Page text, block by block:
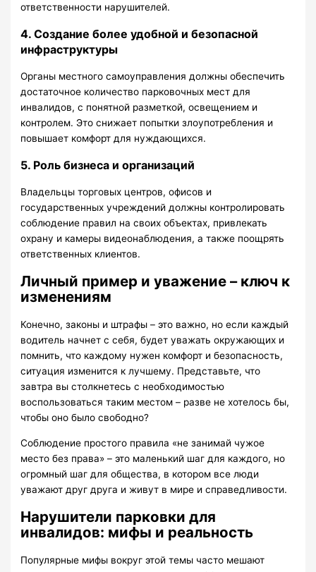
ответственности нарушителей.
4. Создание более удобной и безопасной
инфраструктуры
Органы местного самоуправления должны обеспечить
достаточное количество парковочных мест для
инвалидов, с понятной разметкой, освещением и
контролем. Это снижает попытки злоупотребления и
повышает комфорт для нуждающихся.
5. Роль бизнеса и организаций
Владельцы торговых центров, офисов и
государственных учреждений должны контролировать
соблюдение правил на своих объектах, привлекать
охрану и камеры видеонаблюдения, а также поощрять
ответственных клиентов.
Личный пример и уважение – ключ к
изменениям
Конечно, законы и штрафы – это важно, но если каждый
водитель начнет с себя, будет уважать окружающих и
помнить, что каждому нужен комфорт и безопасность,
ситуация изменится к лучшему. Представьте, что
завтра вы столкнетесь с необходимостью
воспользоваться таким местом – разве не хотелось бы,
чтобы оно было свободно?
Соблюдение простого правила «не занимай чужое
место без права» – это маленький шаг для каждого, но
огромный шаг для общества, в котором все люди
уважают друг друга и живут в мире и справедливости.
Нарушители парковки для
инвалидов: мифы и реальность
Популярные мифы вокруг этой темы часто мешают